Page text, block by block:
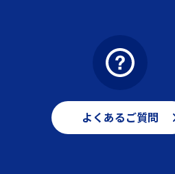
よくあるご質問